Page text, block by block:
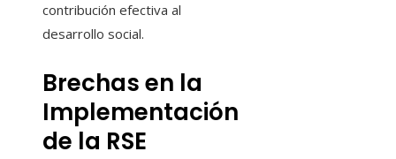
contribución efectiva al
desarrollo social.
Brechas en la
Implementación
de la RSE